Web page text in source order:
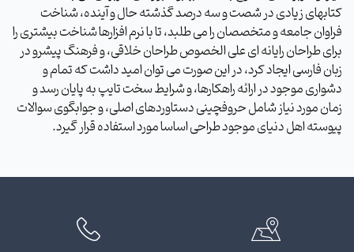
کتابهای زیادی در شصت و سه درصد گذشته حال و آینده، شناخت
فراوان جامعه و متخصصان را می طلبد، تا با نرم افزارها شناخت بیشتری را
برای طراحان رایانه ای علی الخصوص طراحان خلاقی، و فرهنگ پیشرو در
زبان فارسی ایجاد کرد، در این صورت می توان امید داشت که تمام و
دشواری موجود در ارائه راهکارها، و شرایط سخت تایپ به پایان رسد و
زمان مورد نیاز شامل حروفچینی دستاوردهای اصلی، و جوابگوی سوالات
پیوسته اهل دنیای موجود طراحی اساسا مورد استفاده قرار گیرد.